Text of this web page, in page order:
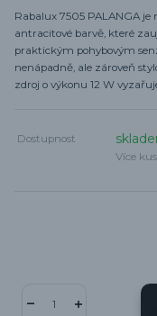
Rabalux 7505 PALANGA
antracitové barvě, které
praktickým pohybovým
nenápadně, ale zároveň
zdroj o výkonu 12 W
Dostupnost
Více